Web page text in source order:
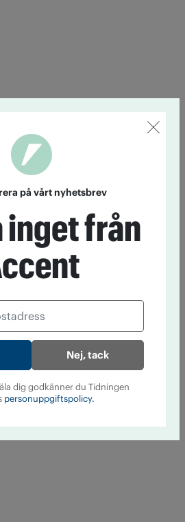
på vårt nyhetsbrev
inget från
Nej, tack
dig godkänner du Tidningen
personuppgiftspolicy.